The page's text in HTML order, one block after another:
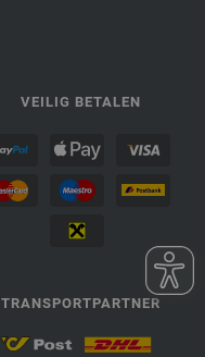
VEILIG BETALEN
TRANSPORTPARTNER